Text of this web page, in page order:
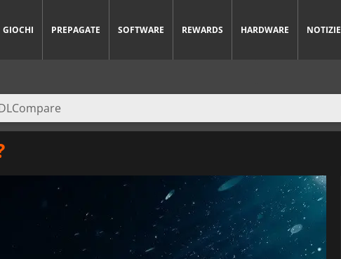
GIOCHI PREPAGATE SOFTWARE REWARDS HARDWARE NOTIZIE